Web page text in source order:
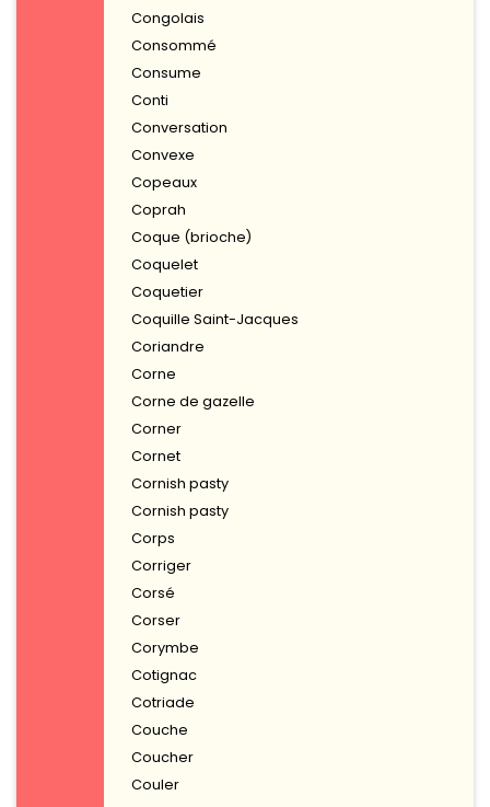
Congolais
Consommé
Consume
Conti
Conversation
Convexe
Copeaux
Coprah
Coque (brioche)
Coquelet
Coquetier
Coquille Saint-Jacques
Coriandre
Corne
Corne de gazelle
Corner
Cornet
Cornish pasty
Cornish pasty
Corps
Corriger
Corsé
Corser
Corymbe
Cotignac
Cotriade
Couche
Coucher
Couler